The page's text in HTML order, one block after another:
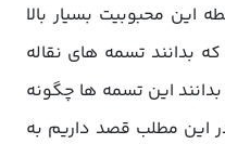
این محبوبیت بسیار بالا
بدانند تسمه های نقاله
بدانند این تسمه ها چگونه
این مطلب قصد داریم به